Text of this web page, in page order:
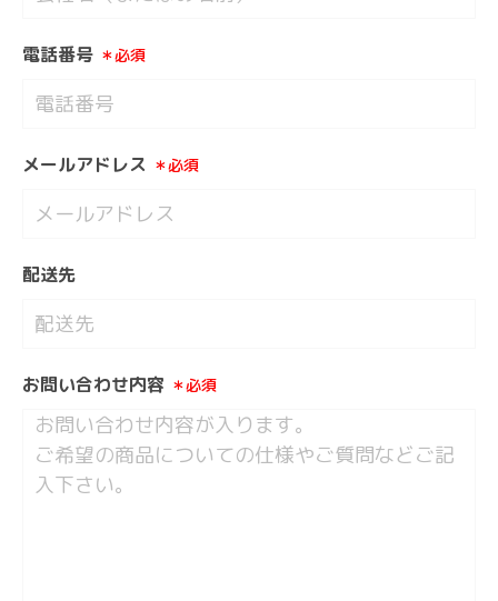
電話番号 ＊必須
メールアドレス ＊必須
配送先
お問い合わせ内容 ＊必須